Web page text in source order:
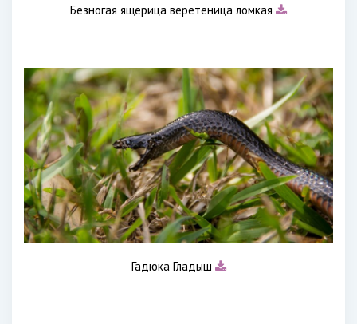
Безногая ящерица веретеница ломкая
Гадюка Гладыш